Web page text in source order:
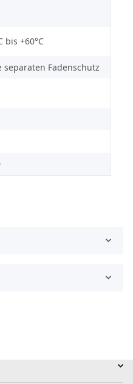
bis +60°C
separaten Fadenschutz